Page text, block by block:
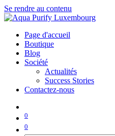
Se rendre au contenu
Page d'accueil
Boutique
Blog
Société
Actualités
Success Stories
Contactez-nous
0
0